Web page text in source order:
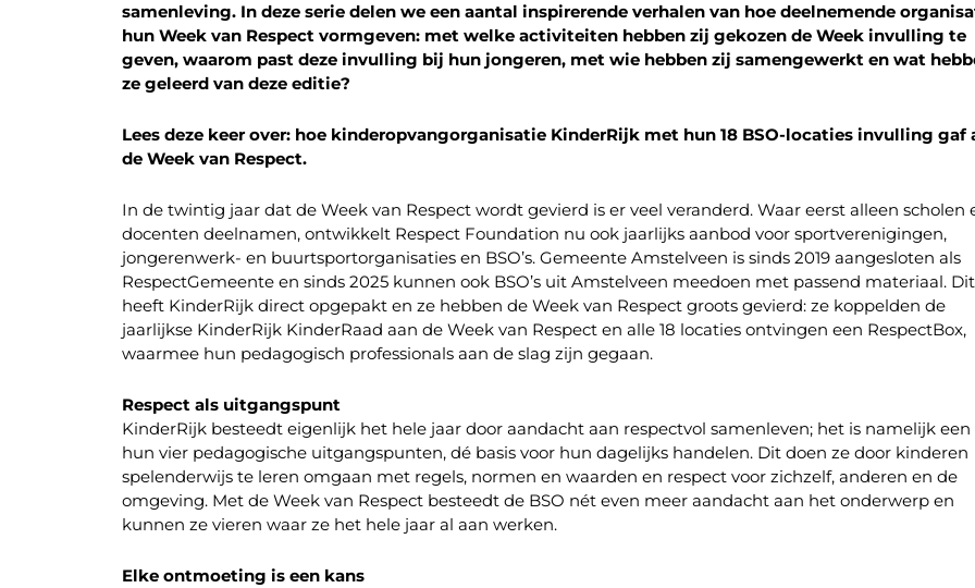
samenleving. In deze serie delen we een aantal inspirerende verhalen van hoe deelnemende
hun Week van Respect vormgeven: met welke activiteiten hebben zij gekozen de Week invulling te
geven, waarom past deze invulling bij hun jongeren, met wie hebben zij samengewerkt en wat
ze geleerd van deze editie?
Lees deze keer over: hoe kinderopvangorganisatie KinderRijk met hun 18 BSO-locaties invulling gaf
de Week van Respect.
In de twintig jaar dat de Week van Respect wordt gevierd is er veel veranderd. Waar eerst alleen scholen
docenten deelnamen, ontwikkelt Respect Foundation nu ook jaarlijks aanbod voor sportverenigingen,
jongerenwerk- en buurtsportorganisaties en BSO’s. Gemeente Amstelveen is sinds 2019 aangesloten als
RespectGemeente en sinds 2025 kunnen ook BSO’s uit Amstelveen meedoen met passend materiaal. Dit
heeft KinderRijk direct opgepakt en ze hebben de Week van Respect groots gevierd: ze koppelden de
jaarlijkse KinderRijk KinderRaad aan de Week van Respect en alle 18 locaties ontvingen een RespectBox,
waarmee hun pedagogisch professionals aan de slag zijn gegaan.
Respect als uitgangspunt
KinderRijk besteedt eigenlijk het hele jaar door aandacht aan respectvol samenleven; het is namelijk een
hun vier pedagogische uitgangspunten, dé basis voor hun dagelijks handelen. Dit doen ze door kinderen
spelenderwijs te leren omgaan met regels, normen en waarden en respect voor zichzelf, anderen en de
omgeving. Met de Week van Respect besteedt de BSO nét even meer aandacht aan het onderwerp en
kunnen ze vieren waar ze het hele jaar al aan werken.
Elke ontmoeting is een kans